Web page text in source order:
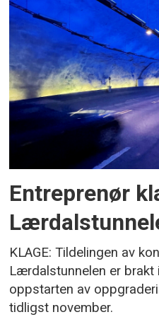
Entreprenør
KLAGE: Tildelingen av
Lærdalstunnelen er brakt
oppstarten av
tidligst november.